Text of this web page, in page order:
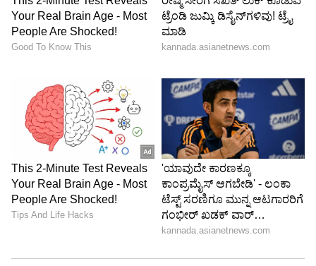
ಸಂಗಾತಿಯಿಂದ ಸಲಹೆ. ಪರಿಸರ ಬದಲಾವಣೆಯಿಂದಾಗಿ
ಅಲರ್ಜಿಗಳು ಅಥವಾ ಸೋಂಕುಗಳು ಸಂಭವಿಸಬಹುದು.
ಕುಂಭ ರಾಶಿ (Aquarius): ಮುಂದಿನ ವಾರ ನಿಮ್ಮ ಕುಟುಂಬ
ಮತ್ತು ವ್ಯವಹಾರದ ಜವಾಬ್ದಾರಿಗಳನ್ನು ನೀವು ಸರಿಯಾಗಿ
ನಿಭಾಯಿಸಬಹುದು ಖ್ಯಾತಿ ಮತ್ತು ಗೌರವವನ್ನು
ಹೆಚ್ಚಿಸಬಹುದು. ಸಾಮಾಜಿಕ ಚಟುವಟಿಕೆಗಳಲ್ಲಿ
ಭಾಗವಹಿಸುವಿರಿ. ಒಡಹುಟ್ಟಿದವರೊಂದಿಗಿನ ಸಂಬಂಧಗಳು
ಸ್ವಲ್ಪ ಹದಗೆಡಬಹುದು. ಆದರೆ ನಿಮ್ಮ ಮಾತು ಮತ್ತು
ಕೋಪವನ್ನು ನಿಯಂತ್ರಿಸಿ . ಸಹೋದ್ಯೋಗಿಗಳ ಸಹಕಾರವನ್ನು
ಕಾಣಬಹುದು. ದಾಂಪತ್ಯದಲ್ಲಿ ನಿರಂತರ ಒತ್ತಡ